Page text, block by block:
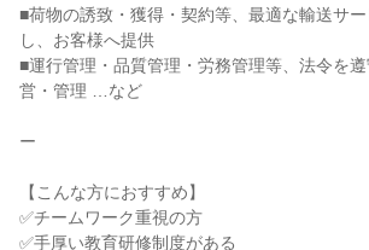
■荷物の誘致・獲得・契約等、最適な輸送サ
し、お客様へ提供
■運行管理・品質管理・労務管理等、法令を
営・管理 …など
ー
【こんな方におすすめ】
✅チームワーク重視の方
✅手厚い教育研修制度がある